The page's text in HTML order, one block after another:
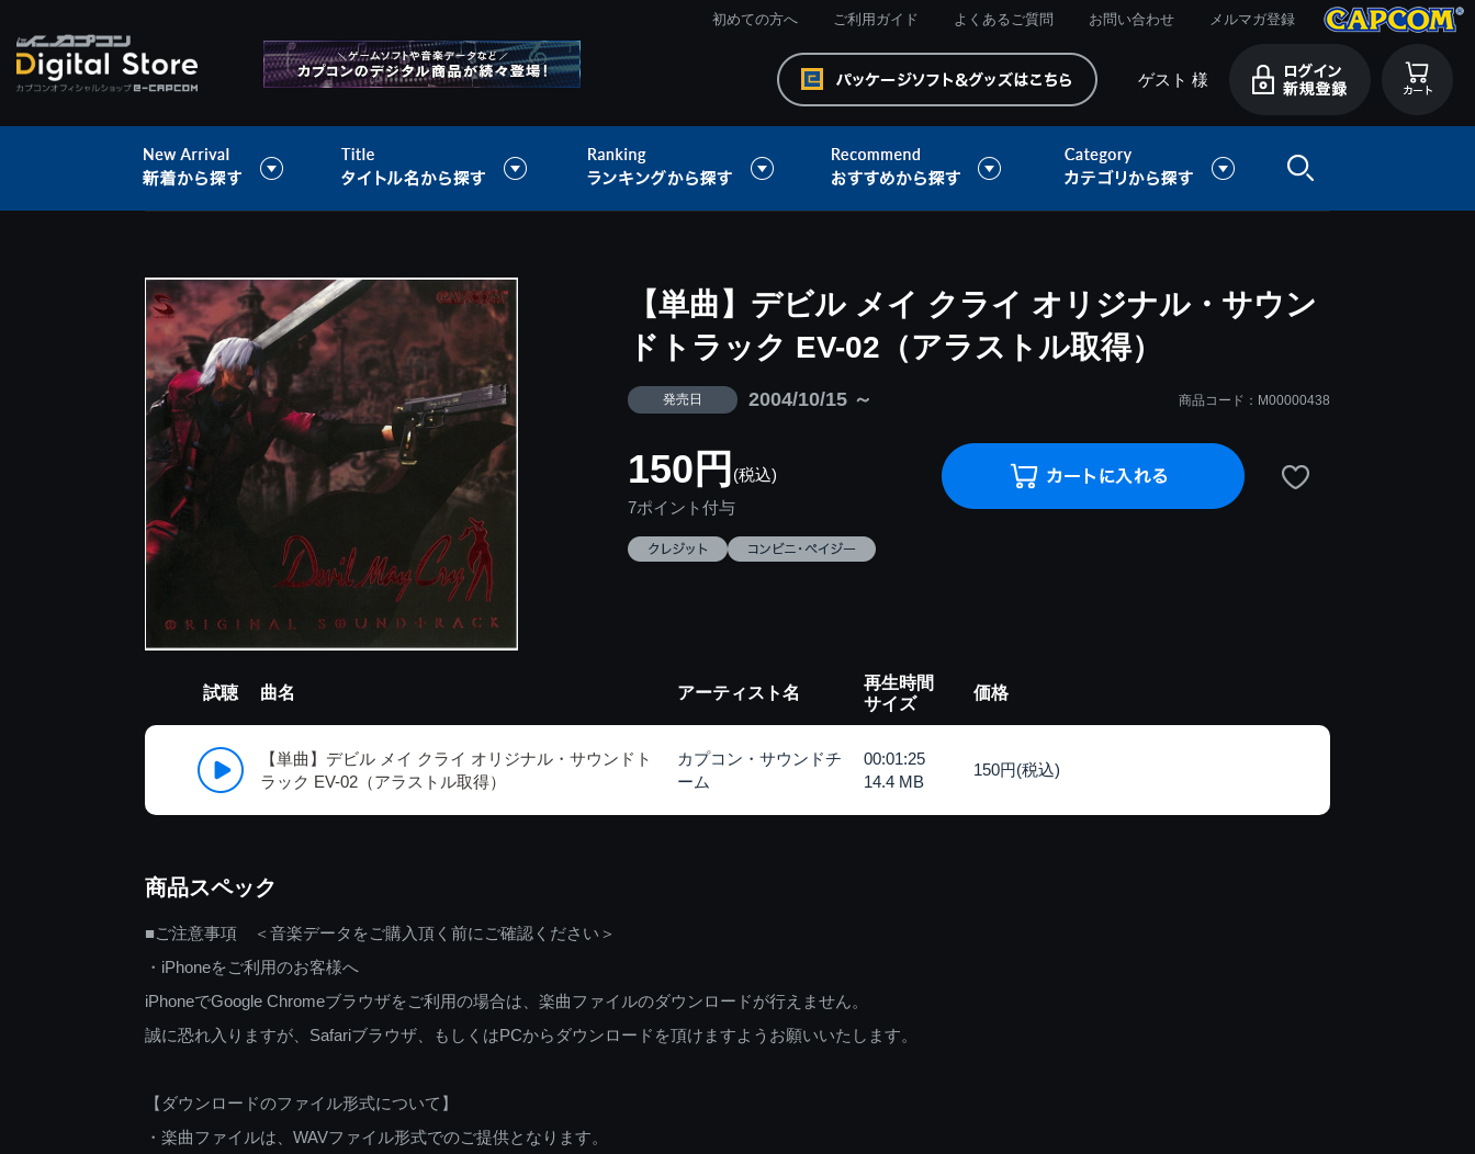
初めての方へ ご利用ガイド よくあるご質問 お問い合わせ メルマガ登録
ゲスト 様
> 音楽データ
【単曲】デビル メイ クライ オリジナル・サウン
ドトラック EV-02（アラストル取得）
発売日 2004/10/15 ～ 商品コード：M00000438
150円 (税込)
7ポイント付与
試聴 曲名 アーティスト名
再生時間
サイズ
価格
【単曲】デビル メイ クライ オリジナル・サウンドト
ラック EV-02（アラストル取得）
カプコン・サウンドチ
ーム
00:01:25
14.4 MB
150円(税込)
商品スペック
■ご注意事項 ＜音楽データをご購入頂く前にご確認ください＞
・iPhoneをご利用のお客様へ
iPhoneでGoogle Chromeブラウザをご利用の場合は、楽曲ファイルのダウンロードが行えません。
誠に恐れ入りますが、Safariブラウザ、もしくはPCからダウンロードを頂けますようお願いいたします。
【ダウンロードのファイル形式について】
・楽曲ファイルは、WAVファイル形式でのご提供となります。